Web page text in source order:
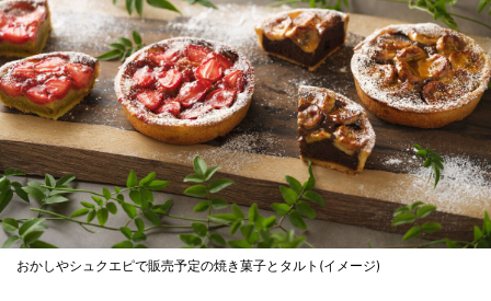
おかしやシュクエピで販売予定の焼き菓子とタルト(イメージ)